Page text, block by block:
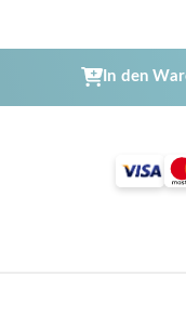
In den